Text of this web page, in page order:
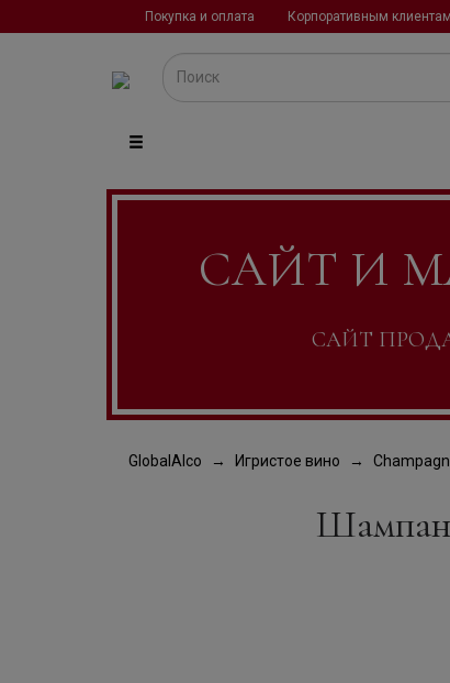
Покупка и оплата Корпоративным клиентам
САЙТ И
САЙТ
GlobalAlco Игристое вино